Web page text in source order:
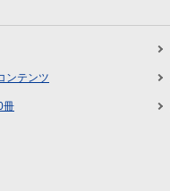
ンテンツ
冊